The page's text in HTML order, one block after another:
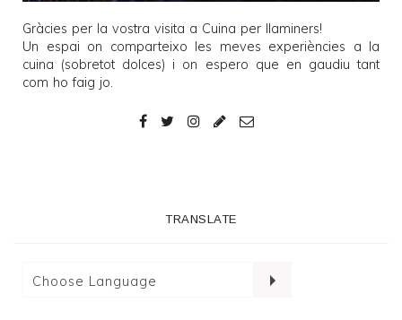
Gràcies per la vostra visita a Cuina per llaminers!
Un espai on comparteixo les meves experiències a la
cuina (sobretot dolces) i on espero que en gaudiu tant
com ho faig jo.
TRANSLATE